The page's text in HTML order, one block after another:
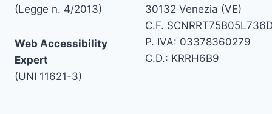
(Legge n. 4/2013)
Web Accessibility
Expert
(UNI 11621-3)
30132 Venezia (VE)
C.F.
P. IVA: 03378360279
C.D.: KRRH6B9